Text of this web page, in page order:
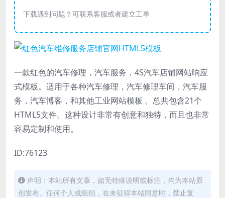
下载遇到问题？可联系客服或者建立工单
一款红色的汽车修理，汽车服务，4S汽车店铺网站响应
式模板。适用于各种汽车修理，汽车修理车间，汽车服
务，汽车博客，和其他工业网站模板 。总共包含21个
HTML5文件。这种设计非常有创意和独特，而且也非常
容易定制和使用。
ID:76123
声明：本站所有文章，如无特殊说明或标注，均为本站原
创发布。任何个人或组织，在未征得本站同意时，禁止复